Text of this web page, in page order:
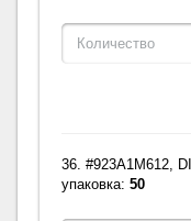
36. #923A1M612,
упаковка:50